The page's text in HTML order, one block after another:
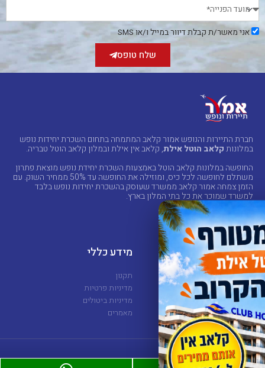
אני
מאשר/ת
אני מאשר/ת קבלת דיוור במייל ו/או SMS
שלח טופס
חברת התיירות והנופש אמור קלאב המתמחה בתחום השכרת יחידות נופש
במלונותקלאב הוטל אילת, קלאב אין אילת ובמלון קלאב הוטל טבריה.
החופשה במלונות קלאב הוטל באמצעות השכרת יחידת נופש מוצאת פתרון
משתלם לחופשה לכל כיס, ומוזילה את החופשה עד 50% ממחיר השוק. עם
הזמן צמחה אמור קלאב ממשרד שעוסק בהשכרת יחידות נופש בלבד
למשרד שמוכר את כל בתי המלון בארץ.
מלונות
קלאב הוטל אילת
קלאב אין אילת
קלאב הוטל טבריה
סי סייד אילת
מידע כללי
תקנון
מדיניות פרטיות
מדיניות ביטולים
מאמרים